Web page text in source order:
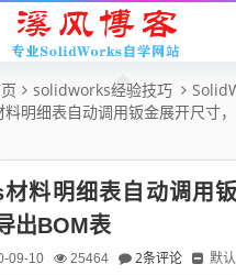
solidworks经验技巧
明细表自动调用钣金展开尺寸
料明细表自动调用
出BOM表
09-10 25464 2条评论 默认